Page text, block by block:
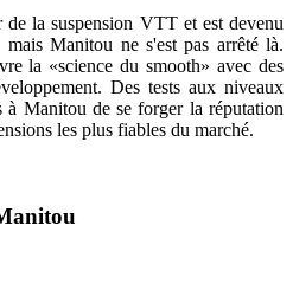
la suspension VTT et est devenu
Manitou ne s'est pas arrêté là.
la «science du smooth» avec des
Des tests aux niveaux
Manitou de se forger la réputation
les plus fiables du marché.